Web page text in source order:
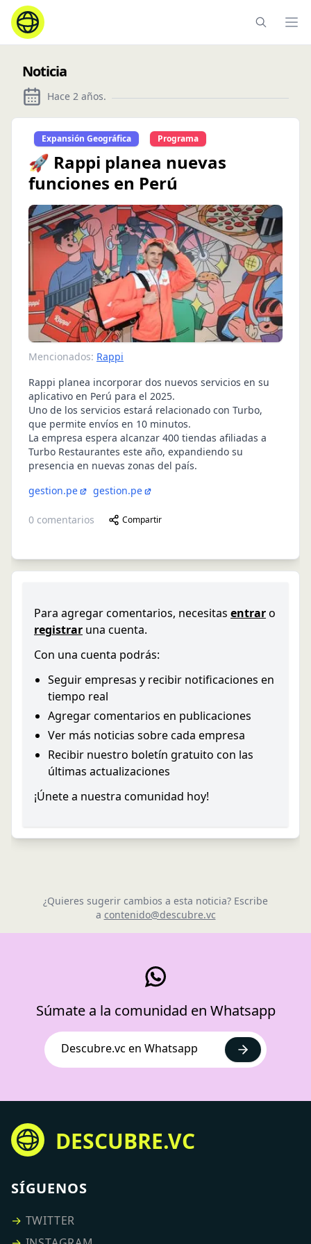
Noticia
Hace 2 años.
Expansión Geográfica Programa
🚀 Rappi planea nuevas
funciones en Perú
Mencionados: Rappi
Rappi planea incorporar dos nuevos servicios en su
aplicativo en Perú para el 2025.
Uno de los servicios estará relacionado con Turbo,
que permite envíos en 10 minutos.
La empresa espera alcanzar 400 tiendas afiliadas a
Turbo Restaurantes este año, expandiendo su
presencia en nuevas zonas del país.
gestion.pe
gestion.pe
0 comentarios Compartir
Para agregar comentarios, necesitas entraro
registrar una cuenta.
Con una cuenta podrás:
Seguir empresas y recibir notificaciones en
tiempo real
Agregar comentarios en publicaciones
Ver más noticias sobre cada empresa
Recibir nuestro boletín gratuito con las
últimas actualizaciones
¡Únete a nuestra comunidad hoy!
¿Quieres sugerir cambios a esta noticia? Escribe
a contenido@descubre.vc
Súmate a la comunidad en Whatsapp
Descubre.vc en Whatsapp
DESCUBRE.VC
SÍGUENOS
→ TWITTER